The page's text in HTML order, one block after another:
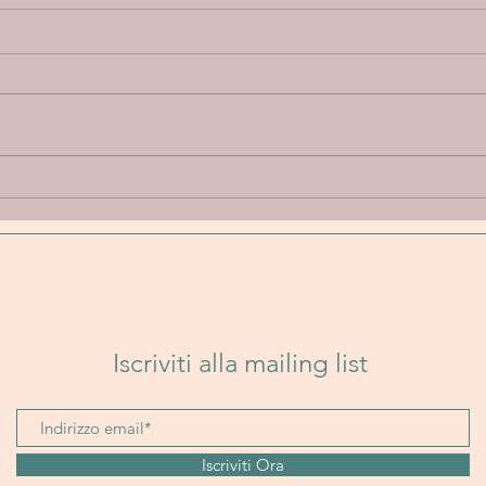
viaggio emotivo tra
delicatezza, introspezione e
Un
Iscriviti alla mailing list
Iscriviti Ora